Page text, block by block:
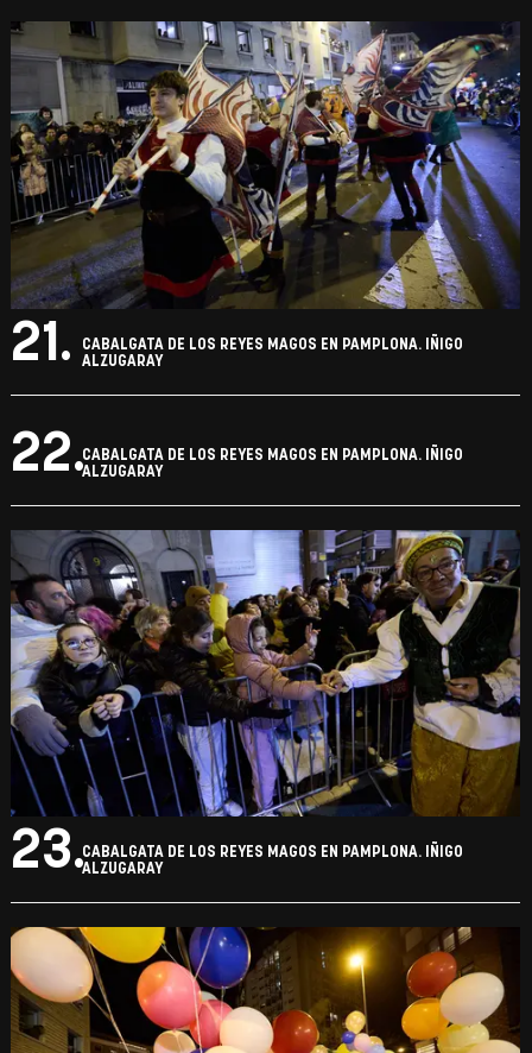
21.
CABALGATA DE LOS REYES MAGOS EN PAMPLONA. IÑIGO
ALZUGARAY
22.CABALGATA DE LOS REYES MAGOS EN PAMPLONA. IÑIGO
ALZUGARAY